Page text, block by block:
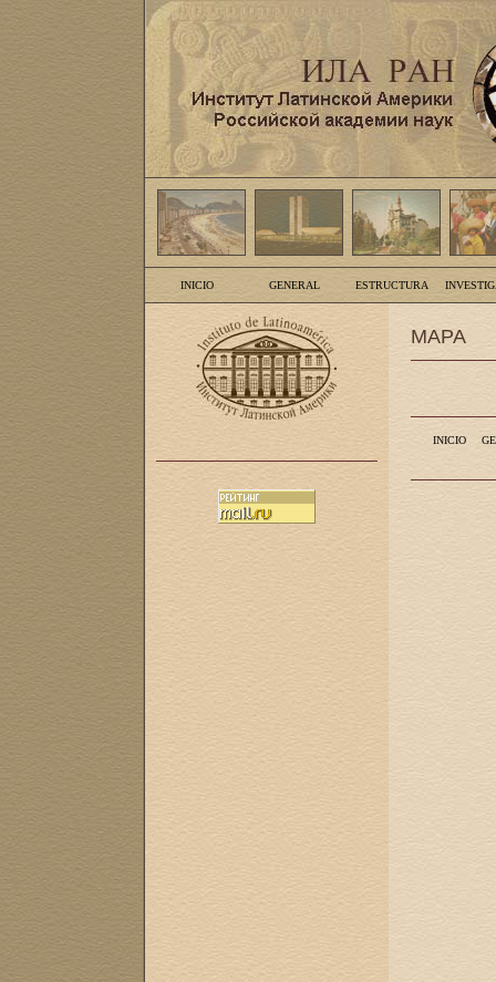
INICIO GENERAL ESTRUCTURA
MAPA
INICIO